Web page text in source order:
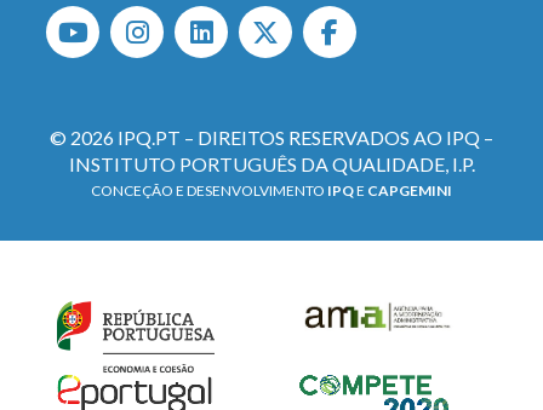
© 2026 IPQ.PT – DIREITOS RESERVADOS AO IPQ –
INSTITUTO PORTUGUÊS DA QUALIDADE, I.P.
CONCEÇÃO E DESENVOLVIMENTO IPQE CAPGEMINI